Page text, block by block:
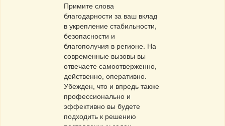
Примите слова
благодарности за ваш вклад
в укрепление стабильности,
безопасности и
благополучия в регионе. На
современные вызовы вы
отвечаете самоотверженно,
действенно, оперативно.
Убежден, что и впредь также
профессионально и
эффективно вы будете
подходить к решению